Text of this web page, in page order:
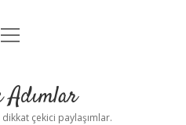
Uyarı
menüyü
Adımlar
çekici paylaşımlar.